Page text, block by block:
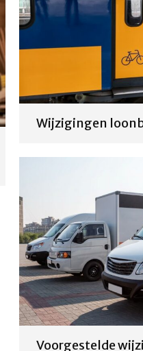
Wijzigingen
Voorgestelde